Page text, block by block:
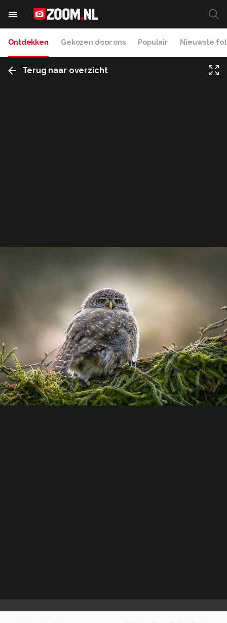
Ontdekken Gekozen door ons Populair Nieuwste
Terug naar overzicht